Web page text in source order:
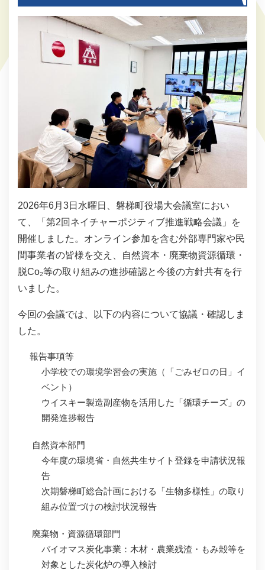
2026年6月3日水曜日、磐梯町役場大会議室におい
て、「第2回ネイチャーポジティブ推進戦略会議」を
開催しました。オンライン参加を含む外部専門家や民
間事業者の皆様を交え、自然資本・廃棄物資源循環・
脱Co₂等の取り組みの進捗確認と今後の方針共有を行
いました。
今回の会議では、以下の内容について協議・確認しま
した。
報告事項等
小学校での環境学習会の実施（「ごみゼロの日」イ
ベント）
ウイスキー製造副産物を活用した「循環チーズ」の
開発進捗報告
自然資本部門
今年度の環境省・自然共生サイト登録を申請状況報
告
次期磐梯町総合計画における「生物多様性」の取り
組み位置づけの検討状況報告
廃棄物・資源循環部門
バイオマス炭化事業：木材・農業残渣・もみ殻等を
対象とした炭化炉の導入検討